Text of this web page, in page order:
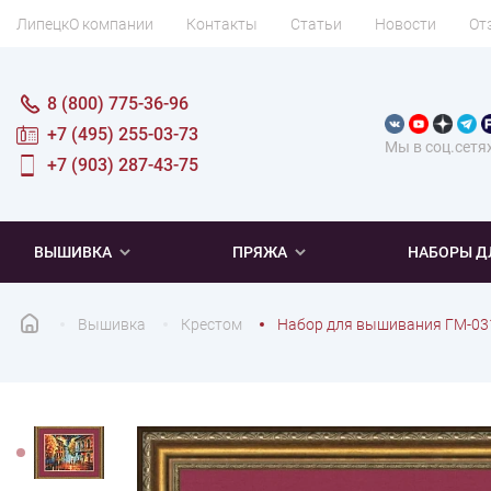
ЛипецкО компании Контакты Статьи Новости
Мы в
8 (800) 775-36-96
+7 (495) 255-03-73
+7 (903) 287-43-75
ВЫШИВКА ПРЯЖА НАБОРЫ
Вышивка Крестом Набор для вышивания ГМ-